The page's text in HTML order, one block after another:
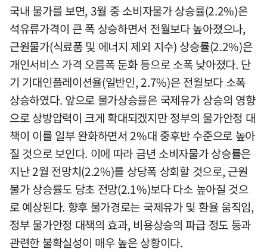
국내 물가를 보면, 3월 중 소비자물가 상승률(2.2%)은
석유류가격이 큰 폭 상승하면서 전월보다 높아졌으나,
근원물가(식료품 및 에너지 제외 지수) 상승률(2.2%)은
개인서비스 가격 오름폭 둔화 등으로 소폭 낮아졌다. 단
기 기대인플레이션율(일반인, 2.7%)은 전월보다 소폭
상승하였다. 앞으로 물가상승률은 국제유가 상승의 영향
으로 상방압력이 크게 확대되겠지만 정부의 물가안정 대
책이 이를 일부 완화하면서 2%대 중후반 수준으로 높아
질 것으로 보인다. 이에 따라 금년 소비자물가 상승률은
지난 2월 전망치(2.2%)를 상당폭 상회할 것으로, 근원
물가 상승률도 당초 전망(2.1%)보다 다소 높아질 것으
로 예상된다. 향후 물가경로는 국제유가 및 환율 움직임,
정부 물가안정 대책의 효과, 비용상승의 파급 정도 등과
관련한 불확실성이 매우 높은 상황이다.